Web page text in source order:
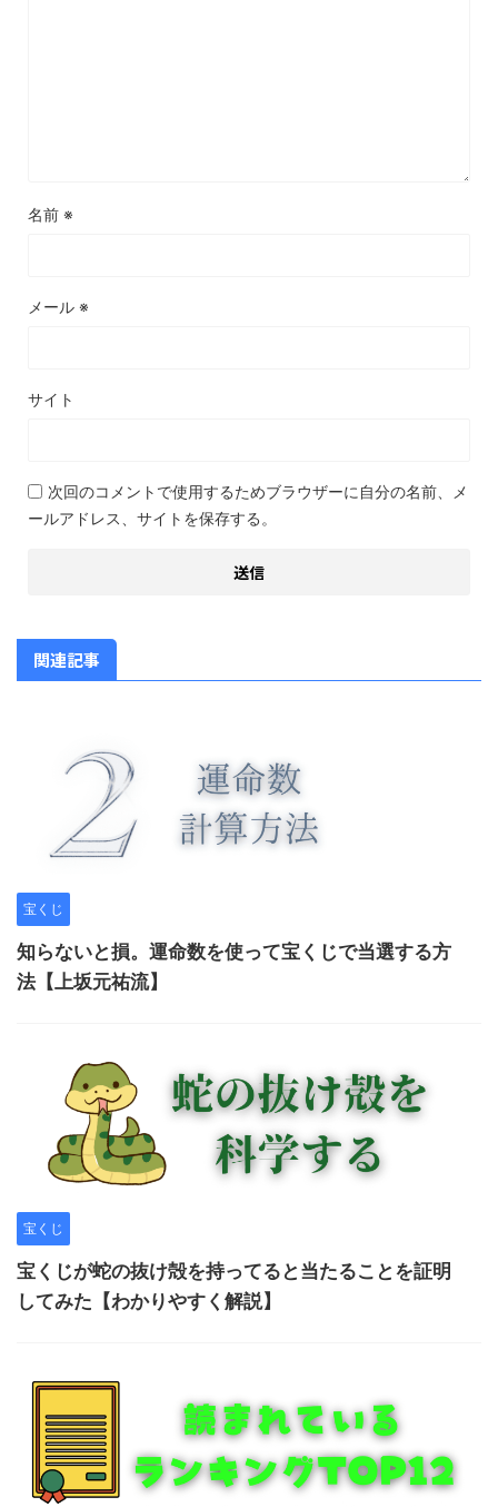
名前 ※
メール ※
サイト
次回のコメントで使用するためブラウザーに自分の名前、メ
ールアドレス、サイトを保存する。
関連記事
宝くじ
知らないと損。運命数を使って宝くじで当選する方
法【上坂元祐流】
宝くじ
宝くじが蛇の抜け殻を持ってると当たることを証明
してみた【わかりやすく解説】